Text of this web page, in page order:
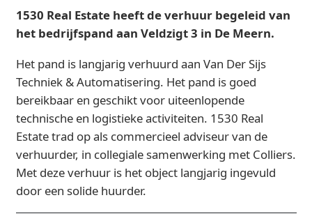
1530 Real Estate heeft de verhuur begeleid van
het bedrijfspand aan Veldzigt 3 in De Meern.
Het pand is langjarig verhuurd aan Van Der Sijs
Techniek & Automatisering. Het pand is goed
bereikbaar en geschikt voor uiteenlopende
technische en logistieke activiteiten. 1530 Real
Estate trad op als commercieel adviseur van de
verhuurder, in collegiale samenwerking met Colliers.
Met deze verhuur is het object langjarig ingevuld
door een solide huurder.